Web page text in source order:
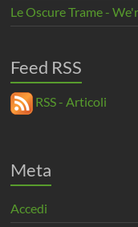
Le Oscure Trame -
Feed RSS
RSS - Articoli
Meta
Accedi